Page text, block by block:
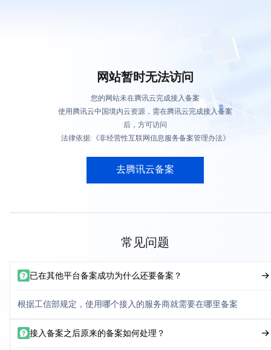
网站暂时无法访问
您的网站未在腾讯云完成接入备案
使用腾讯云中国境内云资源，需在腾讯云完成接入备案
后，方可访问
法律依据:《非经营性互联网信息服务备案管理办法》
去腾讯云备案
常见问题
已在其他平台备案成功为什么还要备案？
根据工信部规定，使用哪个接入的服务商就需要在哪里备案
接入备案之后原来的备案如何处理？